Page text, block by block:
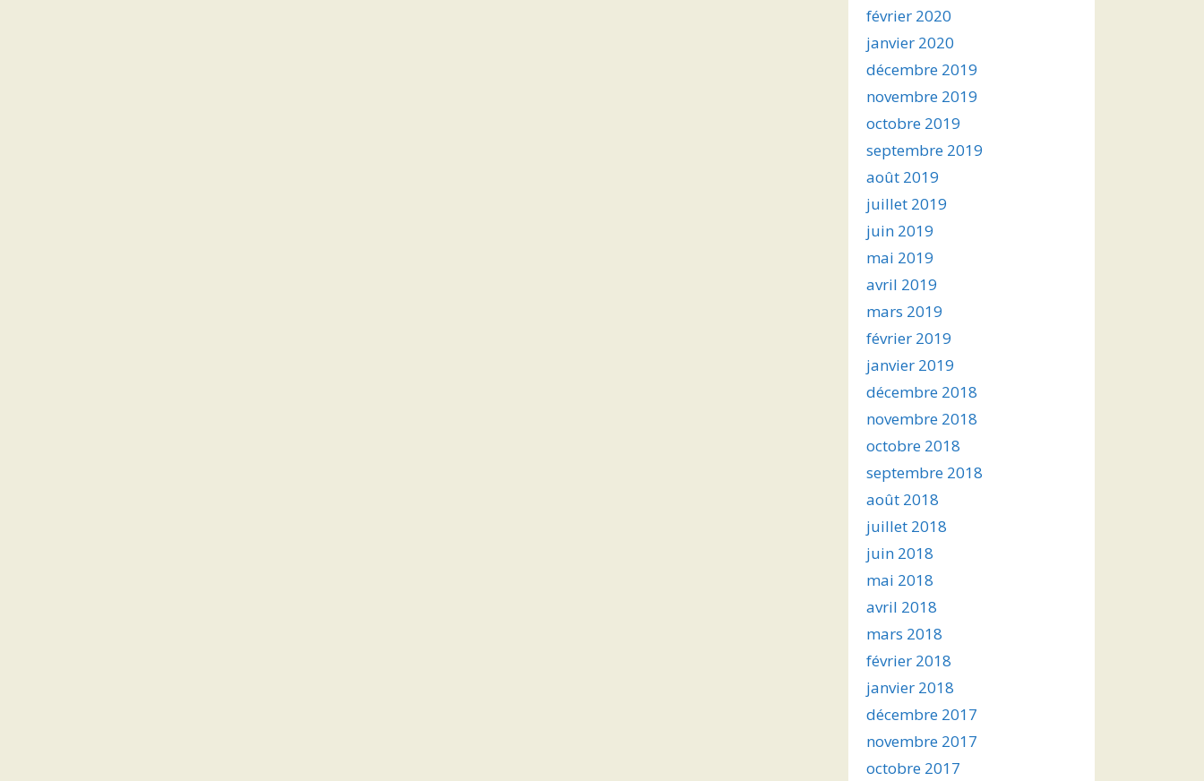
février 2020
janvier 2020
décembre 2019
novembre 2019
octobre 2019
septembre 2019
août 2019
juillet 2019
juin 2019
mai 2019
avril 2019
mars 2019
février 2019
janvier 2019
décembre 2018
novembre 2018
octobre 2018
septembre 2018
août 2018
juillet 2018
juin 2018
mai 2018
avril 2018
mars 2018
février 2018
janvier 2018
décembre 2017
novembre 2017
octobre 2017